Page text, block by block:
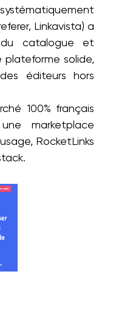
Linkavista) a
catalogue et
plateforme solide,
éditeurs hors
100% français
marketplace
RocketLinks